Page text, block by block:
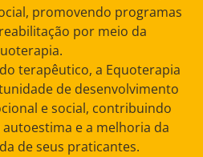
promovendo programas
por meio da
terapêutico, a Equoterapia
de desenvolvimento
e social, contribuindo
e a melhoria da
de seus praticantes.